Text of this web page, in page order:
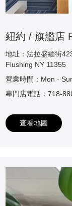
紐約 / 旗艦店
地址：法拉盛緬街
Flushing NY 11355
營業時間：Mon -
專門店電話：718-
查看地圖